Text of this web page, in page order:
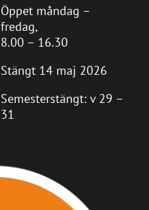
Öppet måndag –
fredag,
8.00 – 16.30
Stängt 14 maj 2026
Semesterstängt: v 29 –
31